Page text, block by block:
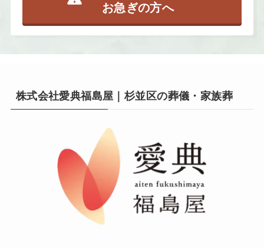
お急ぎの方へ
株式会社愛典福島屋｜杉並区の葬儀・家族葬